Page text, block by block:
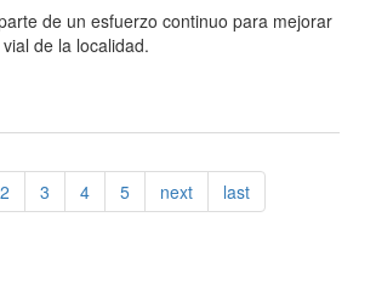
de un esfuerzo continuo para mejorar
de la localidad.
2 3 4 5 next last